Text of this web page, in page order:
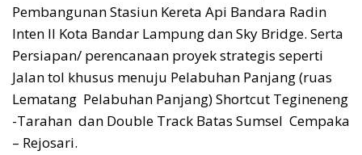
Pembangunan Stasiun Kereta Api Bandara Radin
Inten II Kota Bandar Lampung dan Sky Bridge. Serta
Persiapan/ perencanaan proyek strategis seperti
Jalan tol khusus menuju Pelabuhan Panjang (ruas
Lematang Pelabuhan Panjang) Shortcut Tegineneng
-Tarahan dan Double Track Batas Sumsel Cempaka
– Rejosari.